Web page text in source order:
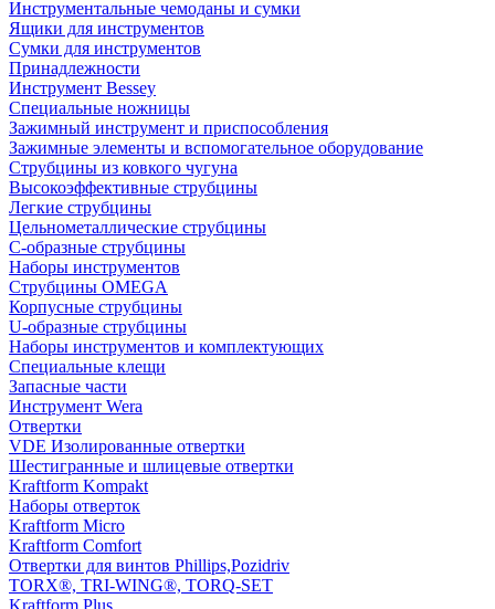
Инструментальные чемоданы и сумки
Ящики для инструментов
Сумки для инструментов
Принадлежности
Инструмент Bessey
Специальные ножницы
Зажимный инструмент и приспособления
Зажимные элементы и вспомогательное оборудование
Струбцины из ковкого чугуна
Высокоэффективные струбцины
Легкие струбцины
Цельнометаллические струбцины
C-образные струбцины
Наборы инструментов
Струбцины OMEGA
Корпусные струбцины
U-образные струбцины
Наборы инструментов и комплектующих
Специальные клещи
Запасные части
Инструмент Wera
Отвертки
VDE Изолированные отвертки
Шестигранные и шлицевые отвертки
Kraftform Kompakt
Наборы отверток
Kraftform Micro
Kraftform Comfort
Отвертки для винтов Phillips,Pozidriv
TORX®, TRI-WING®, TORQ-SET
Kraftform Plus